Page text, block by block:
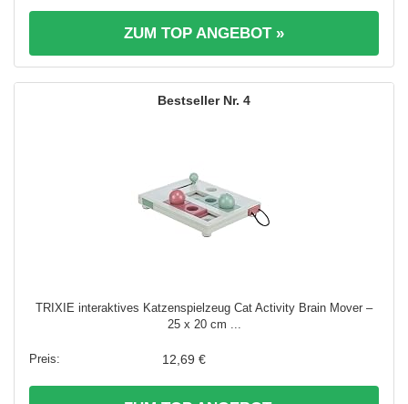
ZUM TOP ANGEBOT »
4
TRIXIE interaktives Katzenspielzeug Cat Activity Brain Mover –
25 x 20 cm ...
12,69 €